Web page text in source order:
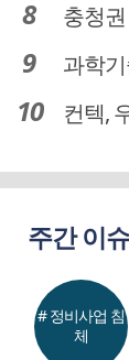
충청권 공
과학기
컨텍, 우
주간 이
# 정비사업 침
체